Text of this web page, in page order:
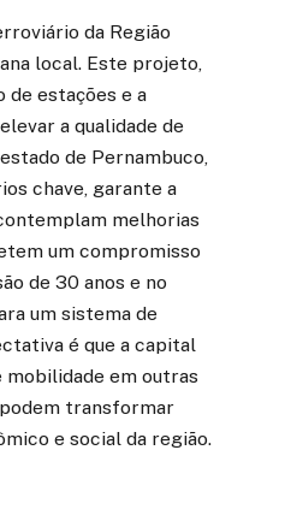
da Região
local. Este projeto,
de estações e a
a qualidade de
de Pernambuco,
chave, garante a
melhorias
um compromisso
de 30 anos e no
um sistema de
é que a capital
em outras
transformar
e social da região.